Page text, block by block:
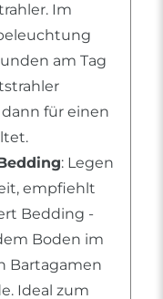
Im
am Tag
für einen
: Legen
empfiehlt
Bedding -
Boden im
Bartagamen
Ideal zum